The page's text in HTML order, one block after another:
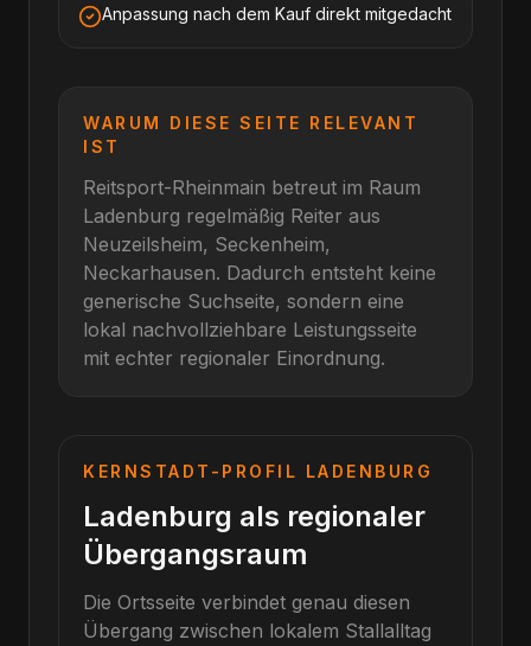
Anpassung nach dem Kauf direkt mitgedacht
WARUM DIESE SEITE RELEVANT
IST
Reitsport-Rheinmain betreut im Raum
Ladenburg regelmäßig Reiter aus
Neuzeilsheim, Seckenheim,
Neckarhausen. Dadurch entsteht keine
generische Suchseite, sondern eine
lokal nachvollziehbare Leistungsseite
mit echter regionaler Einordnung.
KERNSTADT-PROFIL LADENBURG
Ladenburg als regionaler
Übergangsraum
Die Ortsseite verbindet genau diesen
Übergang zwischen lokalem Stallalltag